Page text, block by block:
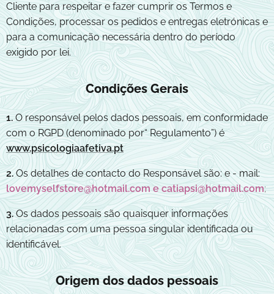
Cliente para respeitar e fazer cumprir os Termos e
Condições, processar os pedidos e entregas eletrónicas e
para a comunicação necessária dentro do período
exigido por lei.
Condições Gerais
1.O responsável pelos dados pessoais, em conformidade
com o RGPD (denominado por“ Regulamento”) é
www.psicologiaafetiva.pt
2.Os detalhes de contacto do Responsável são: e - mail:
lovemyselfstore@hotmail.com e catiapsi@hotmail.com;
3.Os dados pessoais são quaisquer informações
relacionadas com uma pessoa singular identificada ou
identificável.
Origem dos dados pessoais